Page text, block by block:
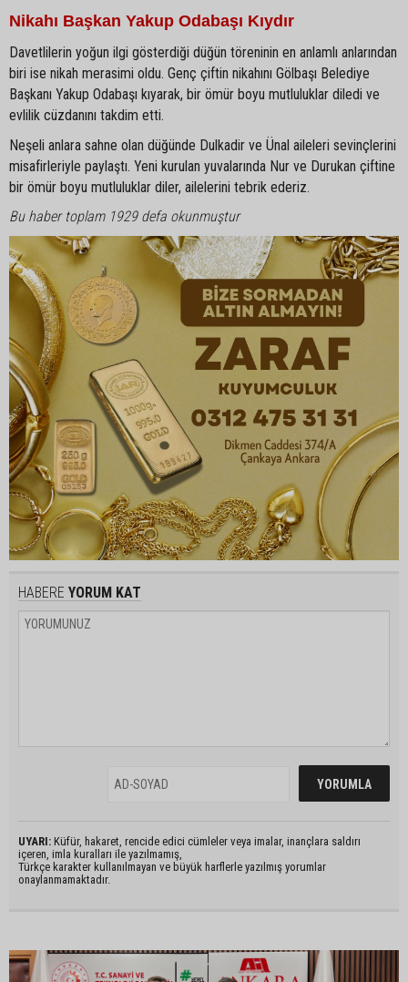
Nikahı Başkan Yakup Odabaşı Kıydır
Davetlilerin yoğun ilgi gösterdiği düğün töreninin en anlamlı anlarından
biri ise nikah merasimi oldu. Genç çiftin nikahını Gölbaşı Belediye
Başkanı Yakup Odabaşı kıyarak, bir ömür boyu mutluluklar diledi ve
evlilik cüzdanını takdim etti.
Neşeli anlara sahne olan düğünde Dulkadir ve Ünal aileleri sevinçlerini
misafirleriyle paylaştı. Yeni kurulan yuvalarında Nur ve Durukan çiftine
bir ömür boyu mutluluklar diler, ailelerini tebrik ederiz.
Bu haber toplam 1929 defa okunmuştur
HABERE YORUM KAT
UYARI: Küfür, hakaret, rencide edici cümleler veya imalar, inançlara saldırı
içeren, imla kuralları ile yazılmamış,
Türkçe karakter kullanılmayan ve büyük harflerle yazılmış yorumlar
onaylanmamaktadır.